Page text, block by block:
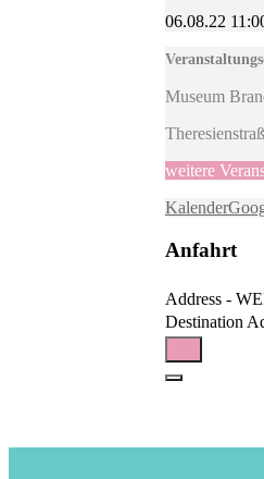
06.08.22
Museum
weitere
Kalender
Anfahrt
Address -
Destination